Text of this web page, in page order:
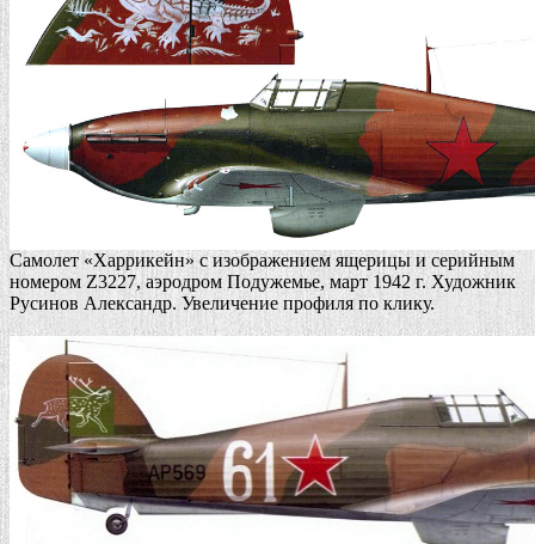
Самолет «Харрикейн» c изображением ящерицы и серийным
номером Z3227, аэродром Подужемье, март 1942 г. Художник
Русинов Александр. Увеличение профиля по клику.